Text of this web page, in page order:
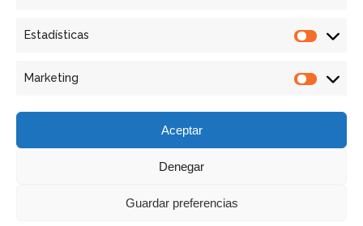
Estadísticas
Marketing
Aceptar
Denegar
Guardar preferencias
Copyright © GSM - Global Solutions Metrology |